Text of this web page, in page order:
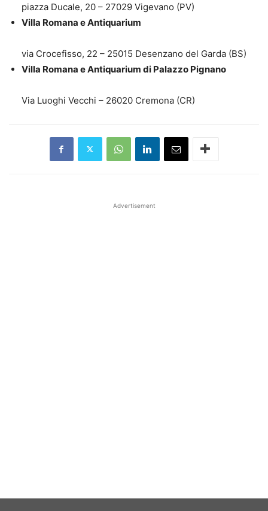
piazza Ducale, 20 – 27029 Vigevano (PV)
Villa Romana e Antiquarium
via Crocefisso, 22 – 25015 Desenzano del Garda (BS)
Villa Romana e Antiquarium di Palazzo Pignano
Via Luoghi Vecchi – 26020 Cremona (CR)
Advertisement